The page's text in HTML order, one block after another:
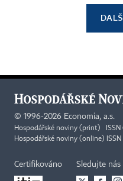
© 1996-2026 Economia, a.s.
Hospodářské noviny (print) ISSN
Hospodářské noviny (online) ISSN
Certifikováno Sledujte nás